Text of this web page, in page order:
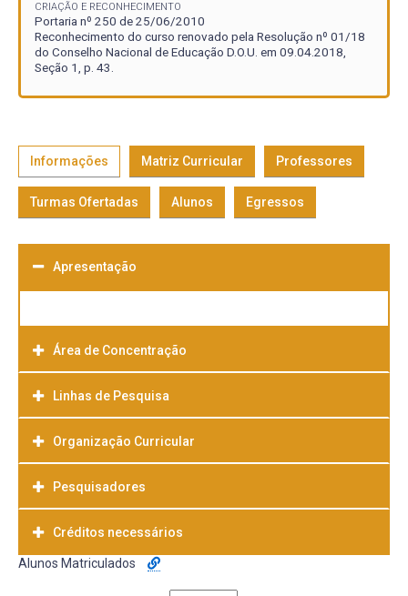
CRIAÇÃO E RECONHECIMENTO
Portaria nº 250 de 25/06/2010
Reconhecimento do curso renovado pela Resolução nº 01/18
do Conselho Nacional de Educação D.O.U. em 09.04.2018,
Seção 1, p. 43.
Informações Matriz Curricular Professores
Turmas Ofertadas Alunos Egressos
Apresentação
Área de Concentração
Linhas de Pesquisa
Organização Curricular
Pesquisadores
Créditos necessários
Alunos Matriculados